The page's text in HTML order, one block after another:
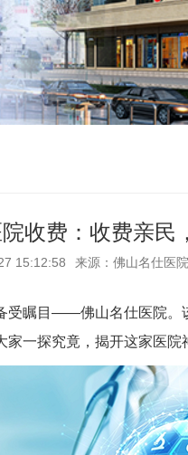
收费：收费亲民
15:12:58 来源：佛山名仕医院
受瞩目——佛山名仕医院。
一探究竟，揭开这家医院